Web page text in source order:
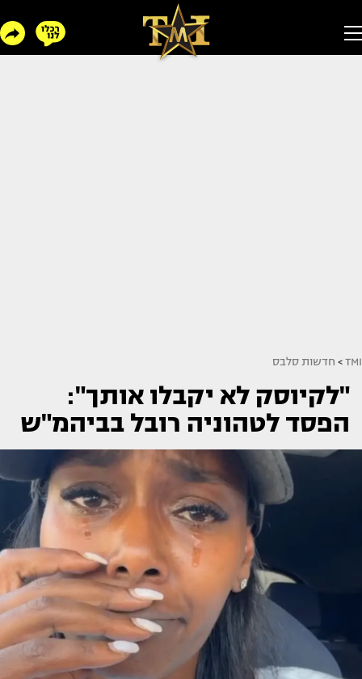
TMI
> חדשות סלבס
"לקיוסק לא יקבלו אותך":
הפסד לטהוניה רובל בביהמ"ש